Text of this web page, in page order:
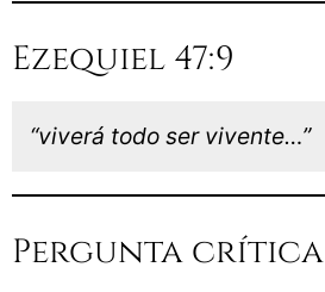
Ezequiel 47:9
“viverá todo ser vivente…”
Pergunta crítica